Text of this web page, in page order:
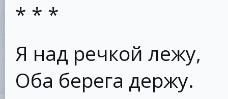
* * *
Я над речкой лежу,
Оба берега держу.